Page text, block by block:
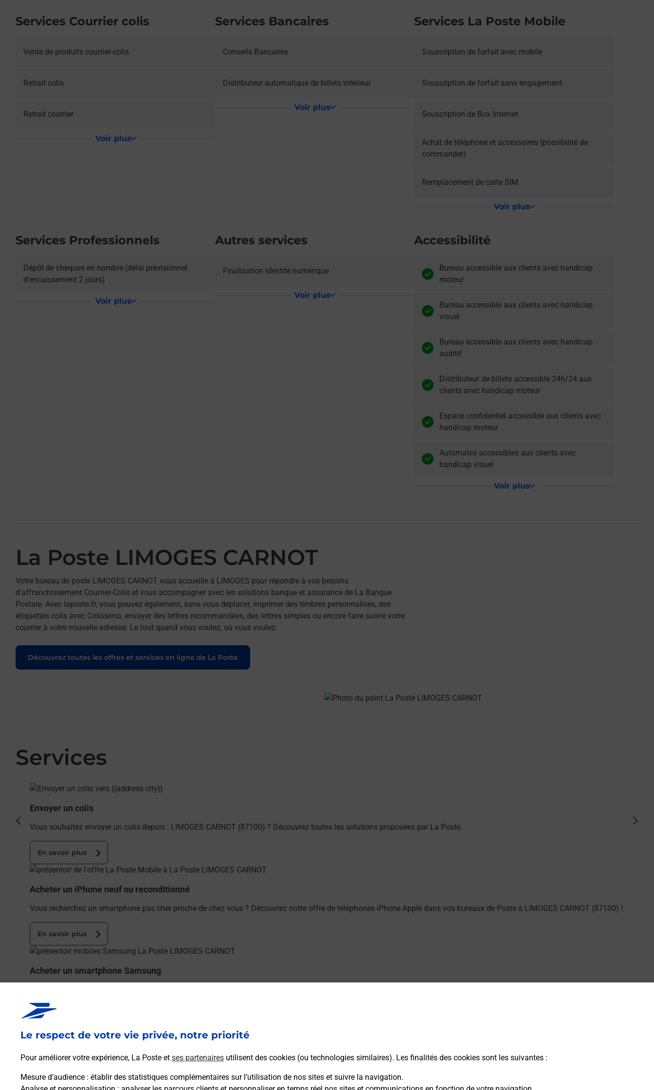
Le respect de votre vie privée, notre priorité
Pour améliorer votre expérience, La Poste et ses partenaires utilisent des cookies (ou technologies similaires). Les finalités des cookies sont les suivantes :
Mesure d’audience : établir des statistiques complémentaires sur l’utilisation de nos sites et suivre la navigation.
Services Courrier colis
Vente de produits courrier-colis
Retrait colis
Retrait courrier
Voir plus
Services Bancaires
Conseils Bancaires
Distributeur automatique de billets intérieur
Voir plus
Services La Poste Mobile
Souscription de forfait avec mobile
Souscription de forfait sans engagement
Souscription de Box Internet
Achat de téléphone et accessoires (possibilité de
commander)
Remplacement de carte SIM
Voir plus
Services Professionnels
Dépôt de chèques en nombre (délai prévisionnel
d'encaissement 2 jours)
Voir plus
Autres services
Finalisation identité numérique
Voir plus
Accessibilité
Bureau accessible aux clients avec handicap
moteur
Bureau accessible aux clients avec handicap
visuel
Bureau accessible aux clients avec handicap
auditif
Distributeur de billets accessible 24h/24 aux
clients avec handicap moteur
Espace confidentiel accessible aux clients avec
handicap moteur
Automates accessibles aux clients avec
handicap visuel
Voir plus
La Poste LIMOGES CARNOT
Votre bureau de poste LIMOGES CARNOT vous accueille à LIMOGES pour répondre à vos besoins
d'affranchissement Courrier-Colis et vous accompagner avec les solutions banque et assurance de La Banque
Postale. Avec laposte.fr, vous pouvez également, sans vous déplacer, imprimer des timbres personnalisés, des
étiquettes colis avec Colissimo, envoyer des lettres recommandées, des lettres simples ou encore faire suivre votre
courrier à votre nouvelle adresse. Le tout quand vous voulez, où vous voulez.
Découvrez toutes les offres et services en ligne de La Poste
Services
En savoir plus
Envoyer un colis
Vous souhaitez envoyer un colis depuis : LIMOGES CARNOT (87100) ? Découvrez toutes les solutions proposées par La Poste.
En savoir plus
En savoir plus
Acheter un iPhone neuf ou reconditionné
Vous recherchez un smartphone pas cher proche de chez vous ? Découvrez notre offre de téléphones iPhone Apple dans vos bureaux de Poste à LIMOGES CARNOT (87100) !
En savoir plus
En savoir plus
Acheter un smartphone Samsung
(87100) !
En savoir plus
Souscrire à la téléassistance
Besoin d’un système de téléassistance à l’intérieur et/ou à l’extérieur de votre domicile ? Découvrez les offres téléalarme dans votre bureau de Poste à LIMOGES CARNOT.